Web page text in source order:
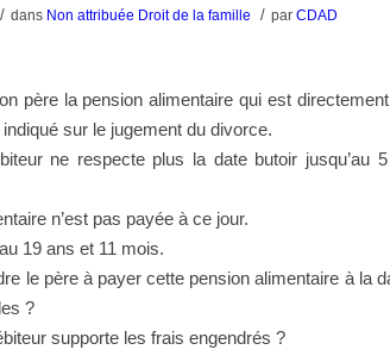
/ dans Non attribuée Droit de la famille / par CDAD
père la pension alimentaire qui est
sur le jugement du divorce.
ne respecte plus la date butoir jusqu’au
n’est pas payée à ce jour.
19 ans et 11 mois.
le père à payer cette pension alimentaire à la
?
supporte les frais engendrés ?